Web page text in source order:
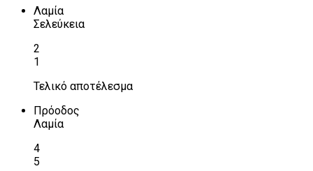
Λαμία
Σελεύκεια
2
1
Τελικό αποτέλεσμα
Πρόοδος
Λαμία
4
5